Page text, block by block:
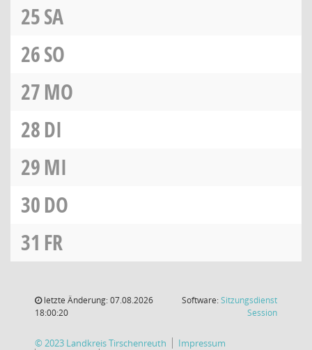
25SA
26SO
27MO
28DI
29MI
30DO
31 FR
letzte Änderung: 07.08.2026
18:00:20
Software:Sitzungsdienst
Session(Wird in
© 2023 Landkreis Tirschenreuth
Impressum